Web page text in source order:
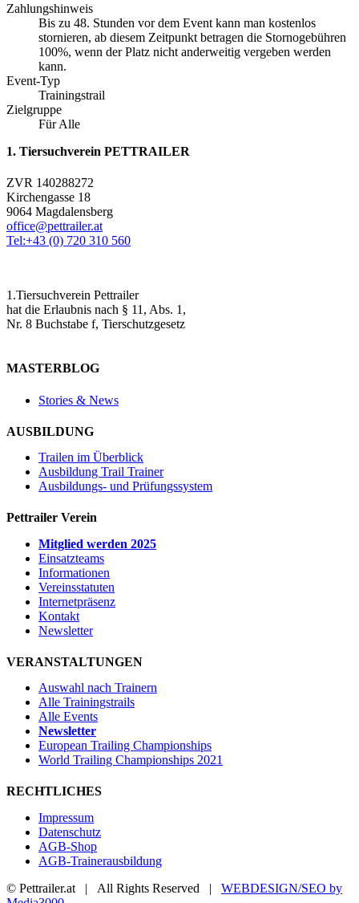
Zahlungshinweis
Bis zu 48. Stunden vor dem Event kann man kostenlos
stornieren, ab diesem Zeitpunkt betragen die Stornogebühren
100%, wenn der Platz nicht anderweitig vergeben werden
kann.
Event-Typ
Trainingstrail
Zielgruppe
Für Alle
1. Tiersuchverein PETTRAILER
ZVR 140288272
Kirchengasse 18
9064 Magdalensberg
office@pettrailer.at
Tel:+43 (0) 720 310 560
1.Tiersuchverein Pettrailer
hat die Erlaubnis nach § 11, Abs. 1,
Nr. 8 Buchstabe f, Tierschutzgesetz
MASTERBLOG
Stories & News
AUSBILDUNG
Trailen im Überblick
Ausbildung Trail Trainer
Ausbildungs- und Prüfungssystem
Pettrailer Verein
Mitglied werden 2025
Einsatzteams
Informationen
Vereinsstatuten
Internetpräsenz
Kontakt
Newsletter
VERANSTALTUNGEN
Auswahl nach Trainern
Alle Trainingstrails
Alle Events
Newsletter
European Trailing Championships
World Trailing Championships 2021
RECHTLICHES
Impressum
Datenschutz
AGB-Shop
AGB-Trainerausbildung
© Pettrailer.at | All Rights Reserved | WEBDESIGN/SEO by